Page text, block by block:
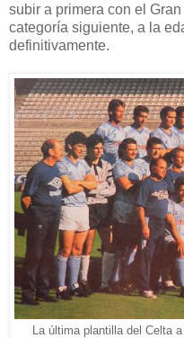
subir a primera con el
categoría siguiente, a la
definitivamente.
La última plantilla del Celta